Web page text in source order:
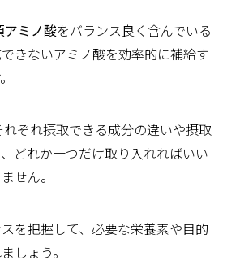
アミノ酸をバランス良く含んでいる
きないアミノ酸を効率的に補給す
れぞれ摂取できる成分の違いや摂取
どれか一つだけ取り入れればいい
せん。
を把握して、必要な栄養素や目的
しょう。